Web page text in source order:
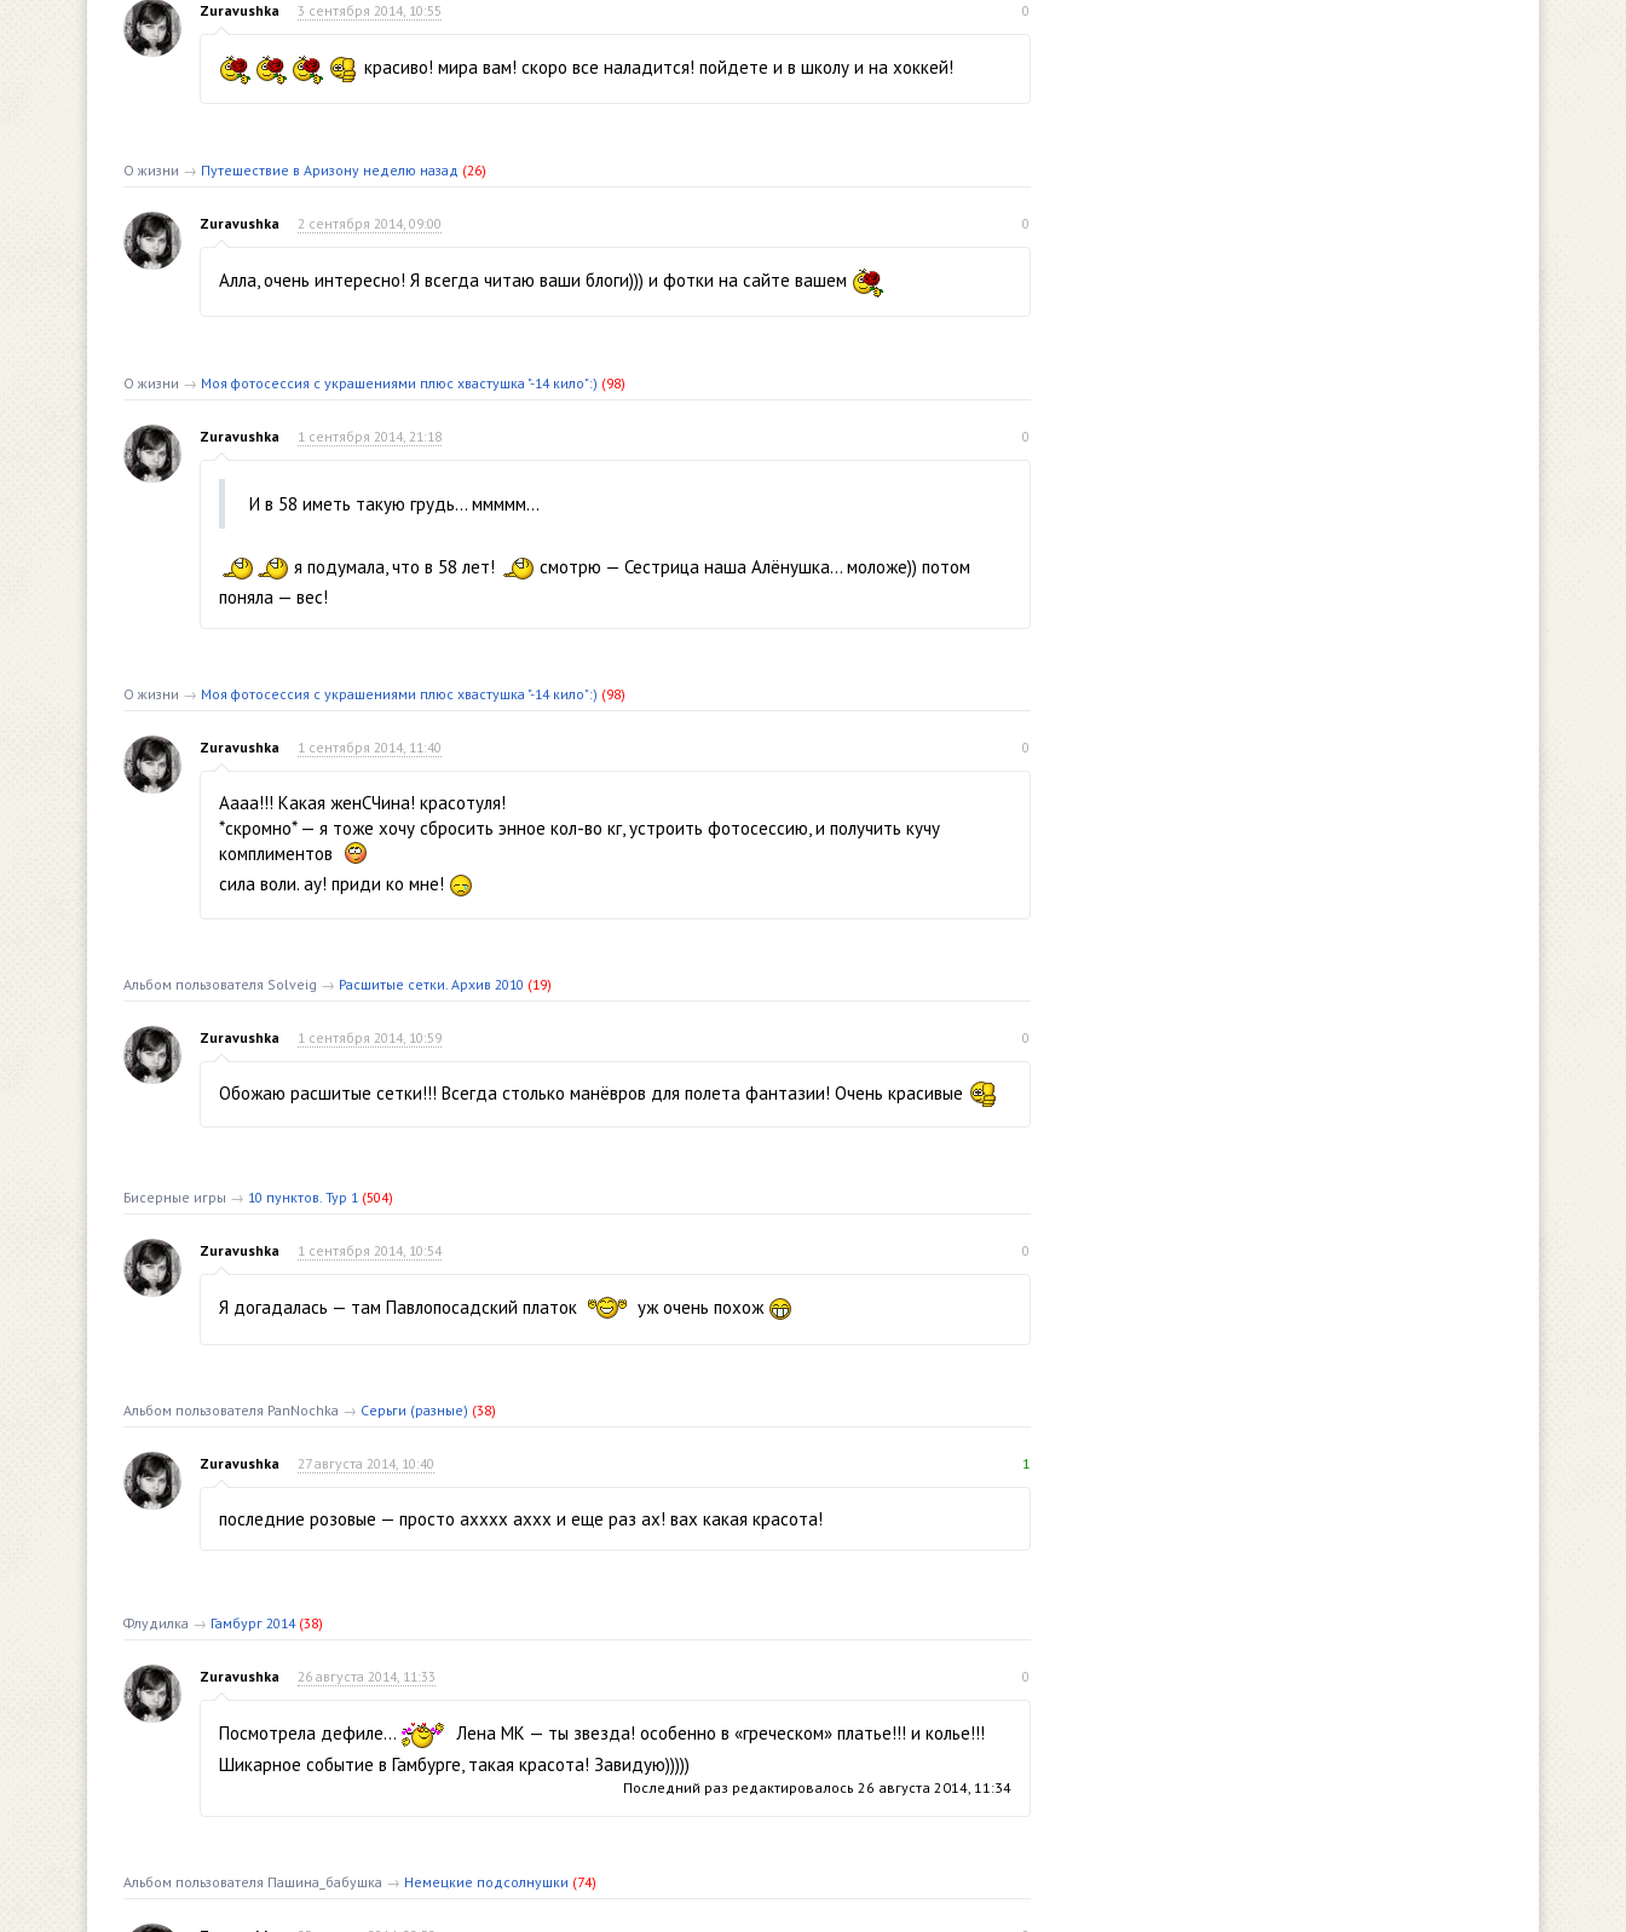
Zuravushka 3 сентября 2014, 10:55 0
красиво! мира вам! скоро все наладится! пойдете и в школу и на хоккей!
О жизни → Путешествие в Аризону неделю назад (26)
Zuravushka 2 сентября 2014, 09:00 0
Алла, очень интересно! Я всегда читаю ваши блоги))) и фотки на сайте вашем
О жизни → Моя фотосессия с украшениями плюс хвастушка "-14 кило":) (98)
Zuravushka 1 сентября 2014, 21:18 0
И в 58 иметь такую грудь… ммммм…
я подумала, что в 58 лет!
смотрю — Сестрица наша Алёнушка… моложе)) потом
поняла — вес!
О жизни → Моя фотосессия с украшениями плюс хвастушка "-14 кило":) (98)
Zuravushka 1 сентября 2014, 11:40 0
Аааа!!! Какая женСЧина! красотуля!
*скромно* — я тоже хочу сбросить энное кол-во кг, устроить фотосессию, и получить кучу
комплиментов
сила воли. ау! приди ко мне!
Альбом пользователя Solveig → Расшитые сетки. Архив 2010 (19)
Zuravushka 1 сентября 2014, 10:59 0
Обожаю расшитые сетки!!! Всегда столько манёвров для полета фантазии! Очень красивые
Бисерные игры → 10 пунктов. Тур 1 (504)
Zuravushka 1 сентября 2014, 10:54 0
Я догадалась — там Павлопосадский платок уж очень похож
Альбом пользователя PanNochka → Серьги (разные) (38)
Zuravushka 27 августа 2014, 10:40 1
последние розовые — просто ахххх аххх и еще раз ах! вах какая красота!
Флудилка → Гамбург 2014 (38)
Zuravushka 26 августа 2014, 11:33 0
Посмотрела дефиле…
Лена МК — ты звезда! особенно в «греческом» платье!!! и колье!!!
Шикарное событие в Гамбурге, такая красота! Завидую)))))
Последний раз редактировалось 26 августа 2014, 11:34
Альбом пользователя Пашина_бабушка → Немецкие подсолнушки (74)